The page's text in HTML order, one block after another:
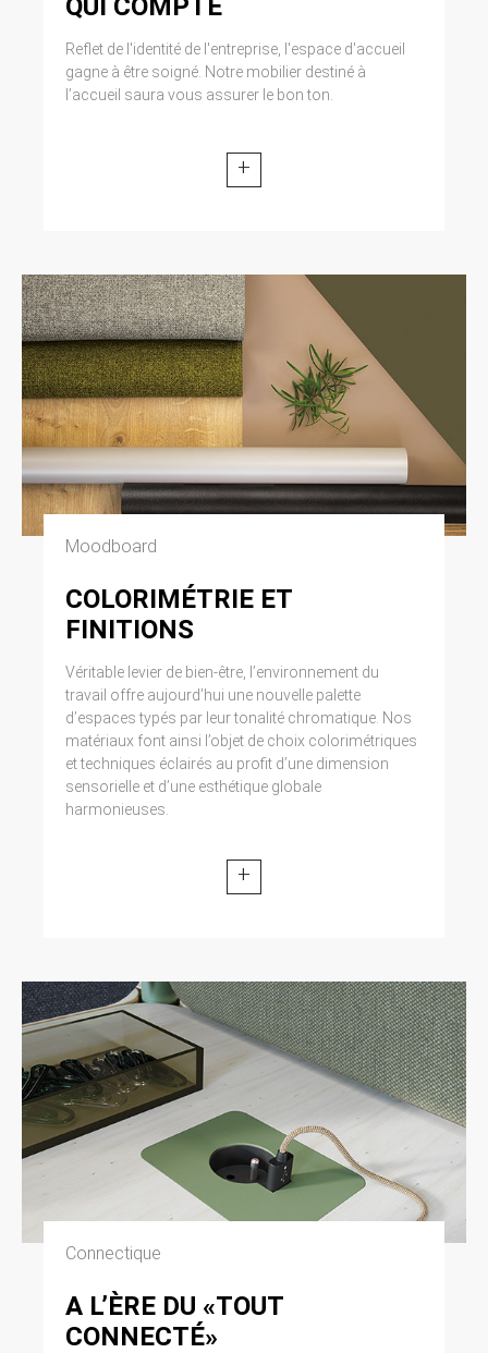
QUI COMPTE
Reflet de l'identité de l'entreprise, l'espace d'accueil
gagne à être soigné. Notre mobilier destiné à
l’accueil saura vous assurer le bon ton.
+
Moodboard
COLORIMÉTRIE ET
FINITIONS
Véritable levier de bien-être, l’environnement du
travail offre aujourd’hui une nouvelle palette
d’espaces typés par leur tonalité chromatique. Nos
matériaux font ainsi l’objet de choix colorimétriques
et techniques éclairés au profit d’une dimension
sensorielle et d’une esthétique globale
harmonieuses.
+
Connectique
A L’ÈRE DU «TOUT
CONNECTÉ»